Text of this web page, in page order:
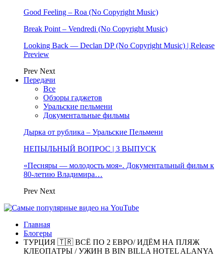
Good Feeling – Roa (No Copyright Music)
Break Point – Vendredi (No Copyright Music)
Looking Back — Declan DP (No Copyright Music) | Release
Preview
Prev Next
Передачи
Все
Обзоры гаджетов
Уральские пельмени
Документальные фильмы
Дырка от рублика – Уральские Пельмени
НЕПЫЛЬНЫЙ ВОПРОС | 3 ВЫПУСК
«Песняры — молодость моя». Документальный фильм к
80-летию Владимира…
Prev Next
Главная
Блогеры
ТУРЦИЯ 🇹🇷 ВСЁ ПО 2 ЕВРО/ ИДËМ НА ПЛЯЖ
КЛЕОПАТРЫ / УЖИН В BIN BILLA HOTEL ALANYA